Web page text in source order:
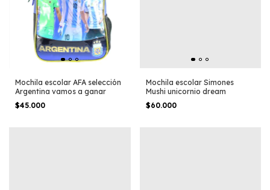
Mochila escolar AFA selección
Argentina vamos a ganar
$45.000
Mochila escolar Simones
Mushi unicornio dream
$60.000